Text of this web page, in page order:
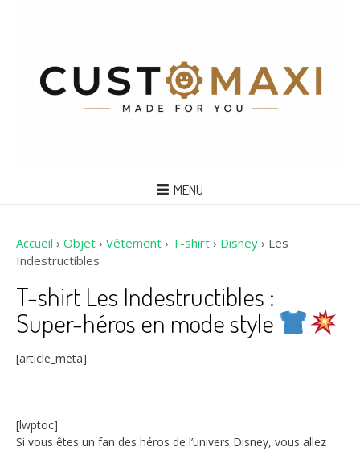
MENU
Accueil › Objet › Vêtement › T-shirt › Disney › Les
Indestructibles
T-shirt Les Indestructibles :
Super-héros en mode style
[article_meta]
[lwptoc]
Si vous êtes un fan des héros de l’univers Disney, vous allez